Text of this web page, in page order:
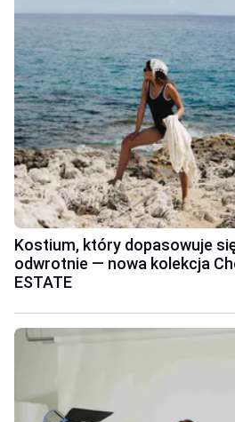
Kostium, który dopasowuje
odwrotnie — nowa kolekcja
ESTATE